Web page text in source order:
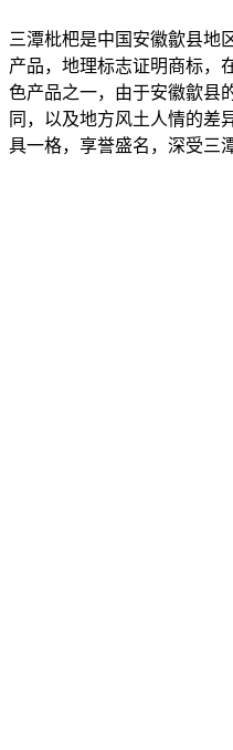
三潭枇杷是中国安徽歙县地
产品，地理标志证明商标，
色产品之一，由于安徽歙县
同，以及地方风土人情的差
具一格，享誉盛名，深受三